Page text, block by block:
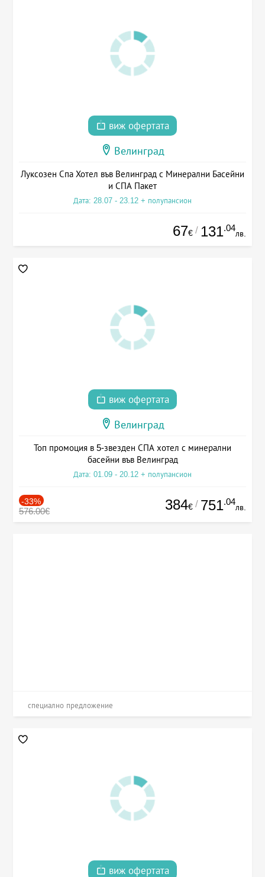
виж офертата
Велинград
Луксозен Спа Хотел във Велинград с Минерални Басейни
и СПА Пакет
Дата: 28.07 - 23.12 + полупансион
67€ / 131.04
лв.
виж офертата
Велинград
Топ промоция в 5-звезден СПА хотел с минерални
басейни във Велинград
Дата: 01.09 - 20.12 + полупансион
-33%
576.00€ 384€ / 751.04
лв.
специално предложение
виж офертата